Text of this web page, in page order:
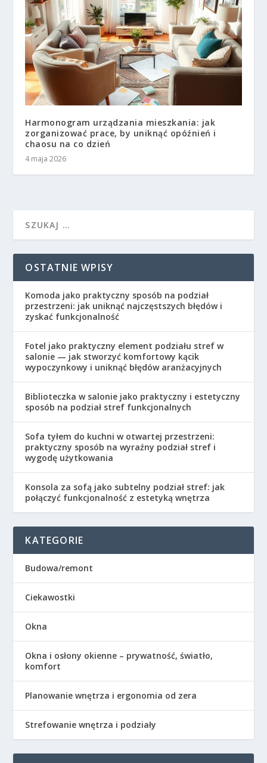
Harmonogram urządzania mieszkania: jak
zorganizować prace, by uniknąć opóźnień i
chaosu na co dzień
4 maja 2026
OSTATNIE WPISY
Komoda jako praktyczny sposób na podział
przestrzeni: jak uniknąć najczęstszych błędów i
zyskać funkcjonalność
Fotel jako praktyczny element podziału stref w
salonie — jak stworzyć komfortowy kącik
wypoczynkowy i uniknąć błędów aranżacyjnych
Biblioteczka w salonie jako praktyczny i estetyczny
sposób na podział stref funkcjonalnych
Sofa tyłem do kuchni w otwartej przestrzeni:
praktyczny sposób na wyraźny podział stref i
wygodę użytkowania
Konsola za sofą jako subtelny podział stref: jak
połączyć funkcjonalność z estetyką wnętrza
KATEGORIE
Budowa/remont
Ciekawostki
Okna
Okna i osłony okienne – prywatność, światło,
komfort
Planowanie wnętrza i ergonomia od zera
Strefowanie wnętrza i podziały